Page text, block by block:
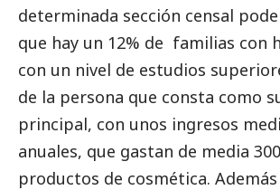
determinada sección censal
que hay un 12% de familias con
con un nivel de estudios
de la persona que consta como
principal, con unos ingresos
anuales, que gastan de media
productos de cosmética.